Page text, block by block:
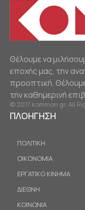
Θέλουμε να
εποχής μας, την
προοπτική.
την καθημερινή
© 2017 kommon.gr. All
ΠΛΟΗΓΗΣΗ
ΠΟΛΙΤΙΚΗ
ΟΙΚΟΝΟΜΙΑ
ΕΡΓΑΤΙΚΟ ΚΙΝΗΜΑ
ΔΙΕΘΝΗ
ΚΟΙΝΩΝΙΑ